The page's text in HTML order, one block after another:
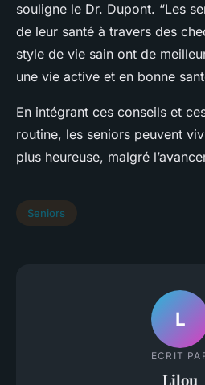
souligne le Dr. Dupont. “Les
de leur santé à travers des
style de vie sain ont de
une vie active et en bonne
En intégrant ces conseils et
routine, les seniors peuvent
plus heureuse, malgré
Seniors
L
ECRIT
Lilou